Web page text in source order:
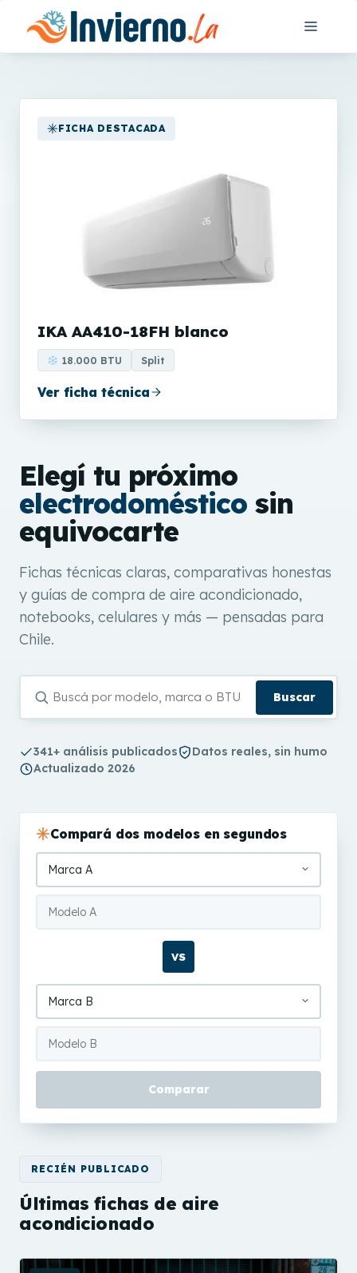
contenido
Menú
Elegí tu próximo
electrodomésticosin
equivocarte
Fichas técnicas claras, comparativas honestas
y guías de compra de aire acondicionado,
notebooks, celulares y más — pensadas para
Chile.
Buscar
341+ análisis publicados
Datos reales, sin humo
Actualizado 2026
FICHA DESTACADA
IKA AA410-18FH blanco
18.000 BTU Split
Ver ficha técnica
Compará dos modelos en segundos
VS
Comparar
RECIÉN PUBLICADO
Últimas fichas de aire
acondicionado